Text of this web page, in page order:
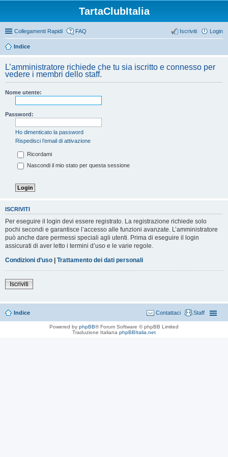
TartaClubItalia
Collegamenti Rapidi FAQ Login
Iscriviti
Indice
L’amministratore richiede che tu sia iscritto e connesso per
vedere i membri dello staff.
Nome utente:
Password:
Ho dimenticato la password
Rispedisci l’email di attivazione
Ricordami
Nascondi il mio stato per questa sessione
ISCRIVITI
Per eseguire il login devi essere registrato. La registrazione richiede solo
pochi secondi e garantisce l’accesso alle funzioni avanzate. L’amministratore
può anche dare permessi speciali agli utenti. Prima di eseguire il login
assicurati di aver letto i termini d’uso e le varie regole.
Condizioni d’uso | Trattamento dei dati personali
Iscriviti
Indice Staff
Contattaci
Powered by phpBB® Forum Software © phpBB Limited
Traduzione Italiana phpBBItalia.net